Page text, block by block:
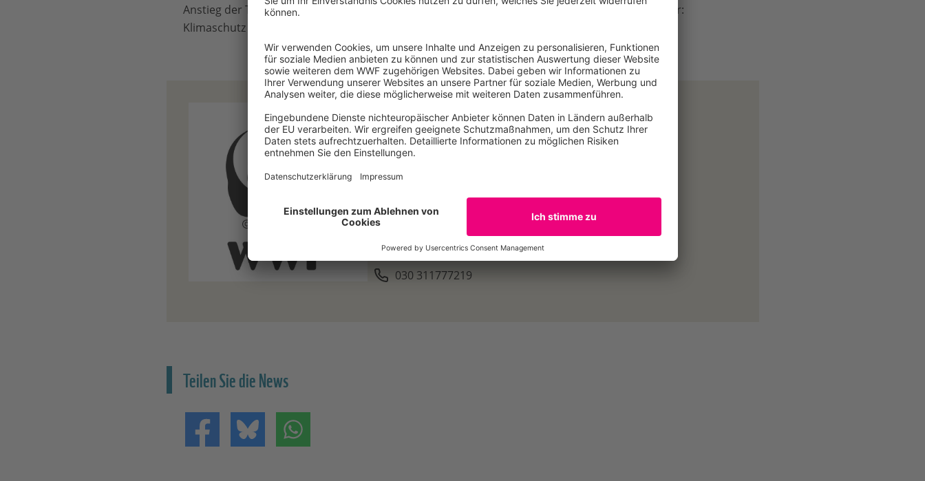
Anstieg der Temperatur zählt und zahlt sich auch für Deutschland aus. Denn die Kaskade ist klar:
Klimaschutz ist Hochwasserschutz ist Schutz von Leben.“
Kontakt
WiebkeElbe
Pressesprecherin
Agrarrohstoffe, Biodiversität und Bergbau / Berlin
www.wwf.de
wiebke.elbe@wwf.de
030 311777219
Teilen Sie die News
Teilen auf FacebookTeilen auf Bluesky